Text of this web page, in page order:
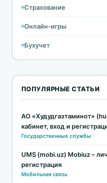
Страхование
Онлайн-игры
Бухучет
ПОПУЛЯРНЫЕ СТАТЬИ
АО «Худудгазтаминот»
кабинет, вход и
Государственные службы
UMS (mobi.uz) Mobiuz –
регистрация
Мобильная связь